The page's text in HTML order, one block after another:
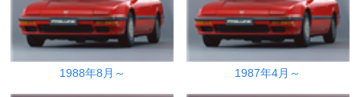
1988年8月～ 1987年4月～